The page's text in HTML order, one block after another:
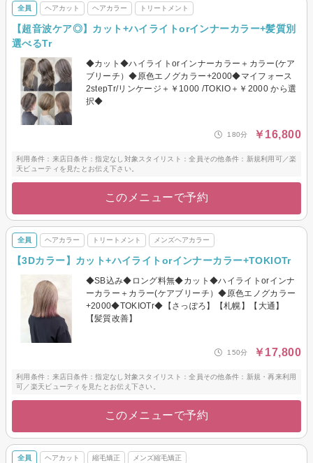
全員 ヘアカット ヘアカラー トリートメント
【超音波ケア◎】カット+ハイライトorインナーカラー+髪質別
選べるTr
◆カット◆ハイライトorインナーカラー＋カラー(ケア
ブリーチ）◆原色エノグカラー+2000◆マイフォース
2stepTr/リンケージ＋￥1000 /TOKIO＋￥2000 から選
択◆
180分 ￥16,800
利用条件：来店日条件：指定なし対象スタイリスト：全員その他条件：新規利用可／楽
天ビューティを見たとお伝え下さい。
このメニューで予約
全員 ヘアカラー トリートメント メンズヘアカラー
【3Dカラー】カット+ハイライトorインナーカラー+TOKIOTr
◆SB込み◆ロング料無◆カット◆ハイライトorインナ
ーカラー＋カラー(ケアブリーチ）◆原色エノグカラー
+2000◆TOKIOTr◆【さっぽろ】【札幌】【大通】
【髪質改善】
150分 ￥17,800
利用条件：来店日条件：指定なし対象スタイリスト：全員その他条件：新規・再来利用
可／楽天ビューティを見たとお伝え下さい。
このメニューで予約
全員 ヘアカット 縮毛矯正 メンズ縮毛矯正